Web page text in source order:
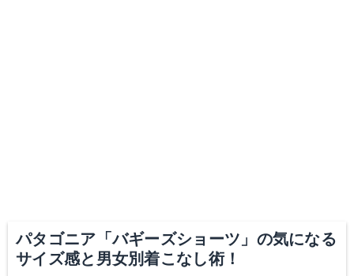
パタゴニア「バギーズショーツ」の気になる
サイズ感と男女別着こなし術！